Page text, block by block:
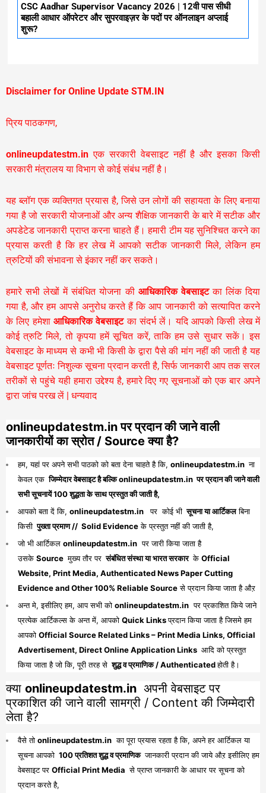
CSC Aadhar Supervisor Vacancy 2026 | 12वी पास सीधी
बहाली आधार ऑपरेटर और सुपरवाइज़र के पदों पर ऑनलाइन अप्लाई
शुरू?
Disclaimer for Online Update STM.IN
प्रिय पाठकगण,
onlineupdatestm.in एक सरकारी वेबसाइट नहीं है और इसका किसी
सरकारी मंत्रालय या विभाग से कोई संबंध नहीं है।
यह ब्लॉग एक व्यक्तिगत प्रयास है, जिसे उन लोगों की सहायता के लिए बनाया
गया है जो सरकारी योजनाओं और अन्य शैक्षिक जानकारी के बारे में सटीक और
अपडेटेड जानकारी प्राप्त करना चाहते हैं। हमारी टीम यह सुनिश्चित करने का
प्रयास करती है कि हर लेख में आपको सटीक जानकारी मिले, लेकिन हम
त्रुटियों की संभावना से इंकार नहीं कर सकते।
हमारे सभी लेखों में संबंधित योजना की आधिकारिक वेबसाइटका लिंक दिया
गया है, और हम आपसे अनुरोध करते हैं कि आप जानकारी को सत्यापित करने
के लिए हमेशा आधिकारिक वेबसाइटका संदर्भ लें। यदि आपको किसी लेख में
कोई त्रुटि मिले, तो कृपया हमें सूचित करें, ताकि हम उसे सुधार सकें। इस
वेबसाइट के माध्यम से कभी भी किसी के द्वारा पैसे की मांग नहीं की जाती है यह
वेबसाइट पूर्णतः निशुल्क सूचना प्रदान करती है,सिर्फ जानकारी आप तक सरल
तरीकों से पहुंचे यही हमारा उद्देश्य है, हमारे दिए गए सूचनाओं को एक बार अपने
द्वारा जांच परख लें | धन्यवाद
onlineupdatestm.in पर प्रदान की जाने वाली
जानकारीयों का स्रोत / Source क्या है?
हम, यहां पर अपने सभी पाठको को बता देना चाहते है कि, onlineupdatestm.in ना
केवल एक जिम्मेदार वेबसाइट है बल्कि onlineupdatestm.in पर प्रदान की जाने वाली
सभी सूचनायें 100 शुद्धता के साथ प्रस्तुत की जाती है,
आपको बता दें कि, onlineupdatestm.in पर कोई भी सूचना या आर्टिकलबिना
किसी पुख्ता प्रमाण // Solid Evidenceके प्रस्तुत नहीं की जाती है,
जो भी आर्टिकल onlineupdatestm.in पर जारी किया जाता है
उसके Source मुख्य तौर पर संबंधित संस्था या भारत सरकार के Official
Website, Print Media, Authenticated News Paper Cutting
Evidence and Other 100% Reliable Sourceसे प्रदान किया जाता है औऱ
अन्त मे, इसीलिए हम, आप सभी को onlineupdatestm.in पर प्रकाशित किये जाने
प्रत्येक आर्टिकल्स के अन्त में, आपको Quick Linksप्रदान किया जाता है जिसमे हम
आपको Official Source Related Links – Print Media Links, Official
Advertisement, Direct Online Application Links आदि को प्रस्तुत
किया जाता है जो कि, पूरी तरह से शुद्ध व प्रमाणिक / Authenticatedहोती है।
क्या onlineupdatestm.in अपनी वेबसाइट पर
प्रकाशित की जाने वाली सामग्री / Content की जिम्मेदारी
लेता है?
वैसे तो onlineupdatestm.in का पूरा प्रयास रहता है कि, अपने हर आर्टिकल या
सूचना आपको 100 प्रतिशत शुद्ध व प्रमाणिक जानकारी प्रदान की जाये औऱ इसीलिए हम
वेबसाइट पर Official Print Media से प्राप्त जानकारी के आधार पर सूचना को
प्रदान करते है,